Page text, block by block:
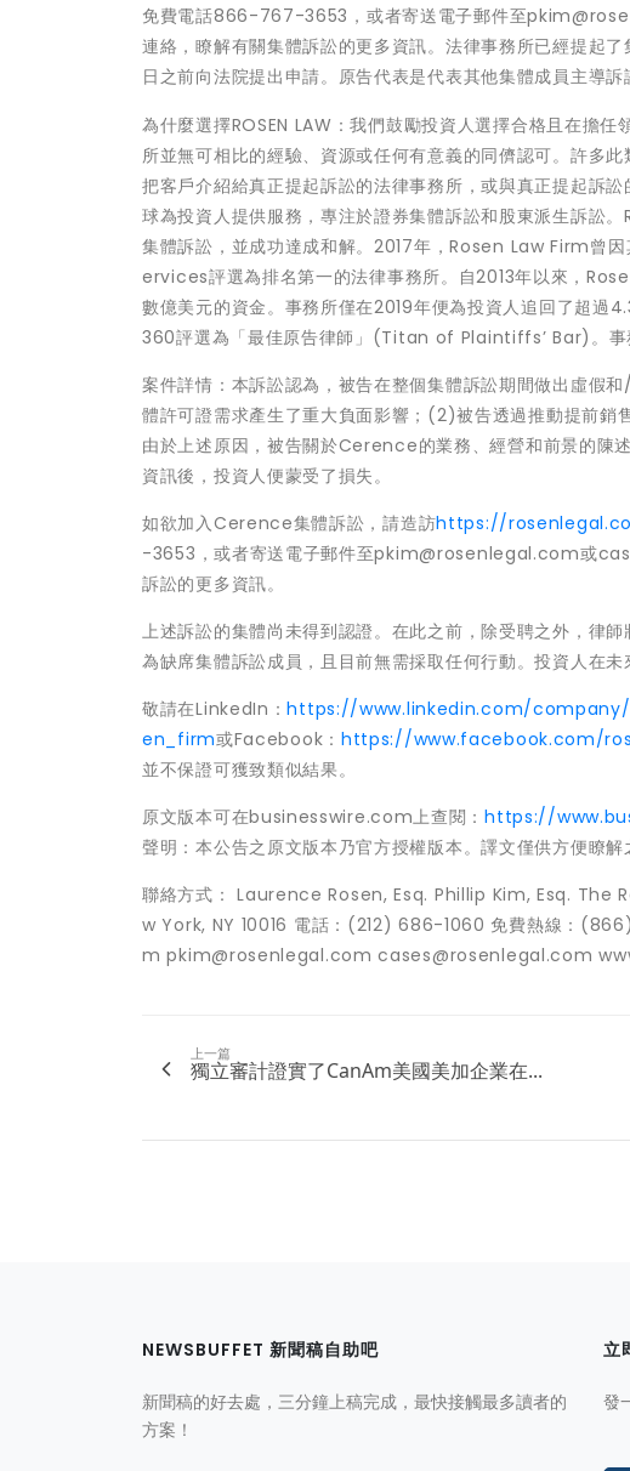
免費電話866-767-3653，或者寄送電子郵件至
連絡，瞭解有關集體訴訟的更多資訊。法律事務所已經提起
日之前向法院提出申請。原告代表是代表其他集體成員主導訴
為什麼選擇ROSEN LAW：我們鼓勵投資人選擇合格且在擔
所並無可相比的經驗、資源或任何有意義的同儕認可。許多
把客戶介紹給真正提起訴訟的法律事務所，或與真正提起訴
球為投資人提供服務，專注於證券集體訴訟和股東派生訴訟
集體訴訟，並成功達成和解。2017年，Rosen Law Firm曾
ervices評選為排名第一的法律事務所。自2013年以來，
數億美元的資金。事務所僅在2019年便為投資人追回了超
360評選為「最佳原告律師」(Titan of Plaintiffs’ Bar)。事
案件詳情：本訴訟認為，被告在整個集體訴訟期間做出虛
體許可證需求產生了重大負面影響；(2)被告透過推動提前
由於上述原因，被告關於Cerence的業務、經營和前景的陳
資訊後，投資人便蒙受了損失。
如欲加入Cerence集體訴訟，請造訪https://
-3653，或者寄送電子郵件至pkim@rosenlegal.com或
訴訟的更多資訊。
上述訴訟的集體尚未得到認證。在此之前，除受聘之外，律
為缺席集體訴訟成員，且目前無需採取任何行動。投資人在
敬請在LinkedIn：https://www.linkedin.com/
en_firm或Facebook： https://www.facebook.com/
並不保證可獲致類似結果。
原文版本可在businesswire.com上查閱：https://
聲明：本公告之原文版本乃官方授權版本。譯文僅供方便瞭
聯絡方式： Laurence Rosen, Esq. Phillip Kim, Esq.
w York, NY 10016 電話：(212) 686-1060 免費熱線：
m pkim@rosenlegal.com cases@rosenlegal.com
上一篇
獨立審計證實了CanAm美國美加企業在...
NEWSBUFFET 新聞稿自助吧
新聞稿的好去處，三分鐘上稿完成，最快接觸最多讀者的
方案！
立
發